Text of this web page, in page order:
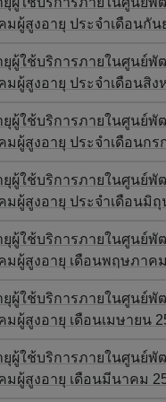
มผู้สูงอายุ ประจำเดือนกัน
ยุผู้ใช้บริการภายในศูนย์พั
มผู้สูงอายุ ประจำเดือนสิง
ยุผู้ใช้บริการภายในศูนย์พั
มผู้สูงอายุ ประจำเดือนกร
ยุผู้ใช้บริการภายในศูนย์พั
มผู้สูงอายุ ประจำเดือนมิถุ
ยุผู้ใช้บริการภายในศูนย์พั
มผู้สูงอายุ เดือนพฤษภาค
ยุผู้ใช้บริการภายในศูนย์พั
มผู้สูงอายุ เดือนเมษายน
ยุผู้ใช้บริการภายในศูนย์พั
มผู้สูงอายุ เดือนมีนาคม